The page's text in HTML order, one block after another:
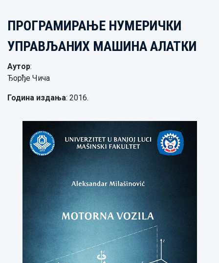
ПРОГРАМИРАЊЕ НУМЕРИЧКИ
УПРАВЉАНИХ МАШИНА АЛАТКИ
Аутор:
Ђорђе Чича
Година издања: 2016.